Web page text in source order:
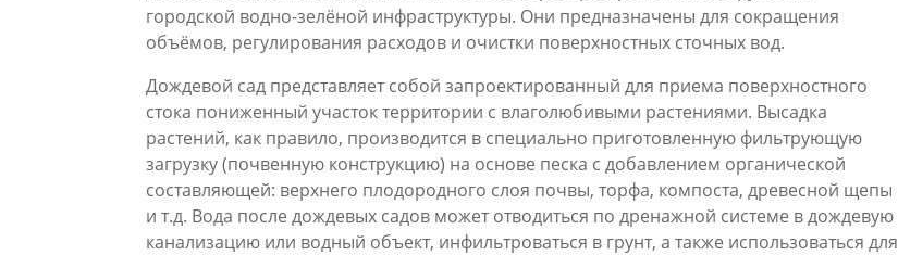
городской водно-зелёной инфраструктуры. Они предназначены для сокращения
объёмов, регулирования расходов и очистки поверхностных сточных вод.
Дождевой сад представляет собой запроектированный для приема поверхностного
стока пониженный участок территории с влаголюбивыми растениями. Высадка
растений, как правило, производится в специально приготовленную фильтрующую
загрузку (почвенную конструкцию) на основе песка с добавлением органической
составляющей: верхнего плодородного слоя почвы, торфа, компоста, древесной щепы
и т.д. Вода после дождевых садов может отводиться по дренажной системе в дождевую
канализацию или водный объект, инфильтроваться в грунт, а также использоваться для